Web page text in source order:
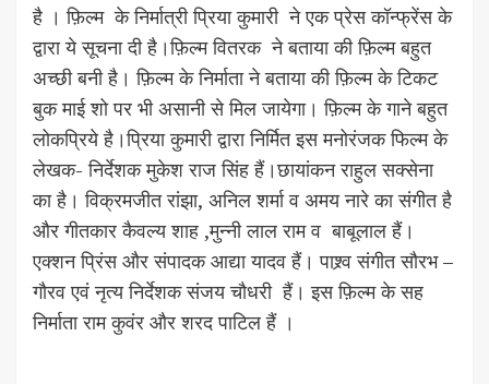
है । फ़िल्म के निर्मात्री प्रिया कुमारी ने एक प्रेस कॉन्फ्रेंस के
द्वारा ये सूचना दी है।फ़िल्म वितरक ने बताया की फ़िल्म बहुत
अच्छी बनी है। फ़िल्म के निर्माता ने बताया की फ़िल्म के टिकट
बुक माई शो पर भी असानी से मिल जायेगा। फ़िल्म के गाने बहुत
लोकप्रिये है।प्रिया कुमारी द्वारा निर्मित इस मनोरंजक फिल्म के
लेखक- निर्देशक मुकेश राज सिंह हैं।छायांकन राहुल सक्सेना
का है। विक्रमजीत रांझा, अनिल शर्मा व अमय नारे का संगीत है
और गीतकार कैवल्य शाह ,मुन्नी लाल राम व बाबूलाल हैं।
एक्शन प्रिंस और संपादक आद्या यादव हैं। पाश्र्व संगीत सौरभ –
गौरव एवं नृत्य निर्देशक संजय चौधरी हैं। इस फ़िल्म के सह
निर्माता राम कुवंर और शरद पाटिल हैं ।